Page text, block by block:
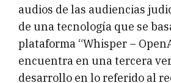
audios de las audiencias
de una tecnología que se
plataforma “Whisper –
encuentra en una tercera
desarrollo en lo referido al